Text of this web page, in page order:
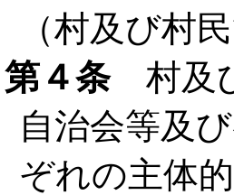
（村及び村
第４条村及び
自治会等及
ぞれの主体